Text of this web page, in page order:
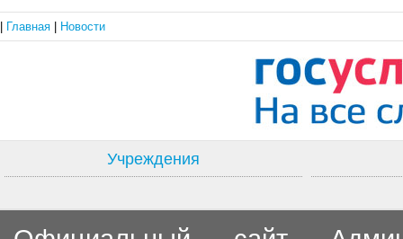
Главная Новости
Учреждения